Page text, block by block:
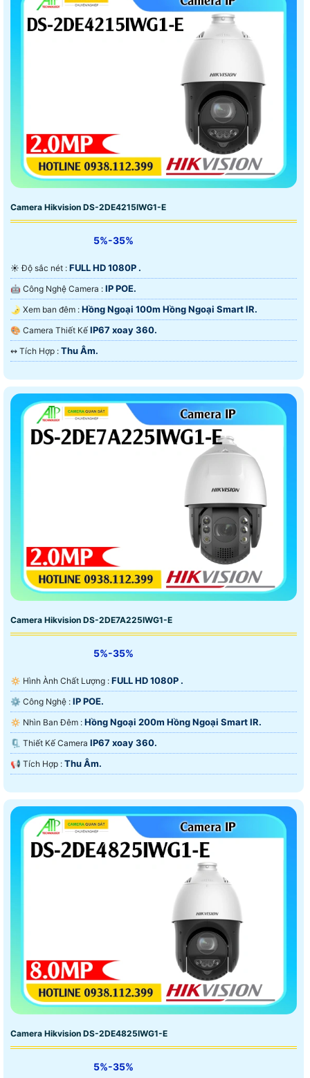
Camera Hikvision DS-2DE4215IWG1-E
5%-35%
☀️ Độ sắc nét : FULL HD 1080P .
🤖️ Công Nghệ Camera : IP POE.
🌛 Xem ban đêm : Hồng Ngoại 100m Hồng Ngoại Smart IR.
🎨 Camera Thiết Kế IP67 xoay 360.
️↭ Tích Hợp : Thu Âm.
Camera Hikvision DS-2DE7A225IWG1-E
5%-35%
🔅 Hình Ành Chất Lượng : FULL HD 1080P .
⚙ Công Nghệ : IP POE.
🔅 Nhìn Ban Đêm : Hồng Ngoại 200m Hồng Ngoại Smart IR.
🗜️ Thiết Kế Camera IP67 xoay 360.
️📢 Tích Hợp : Thu Âm.
Camera Hikvision DS-2DE4825IWG1-E
5%-35%